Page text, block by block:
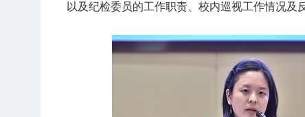
以及纪检委员的工作职责、校内巡视工作情况及